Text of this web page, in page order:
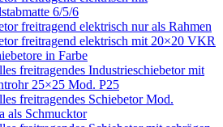
6/5/6
freitragend elektrisch nur als Rahmen
freitragend elektrisch mit 20×20 VKR
in Farbe
freitragendes Industrieschiebetor mit
25×25 Mod. P25
freitragendes Schiebetor Mod.
als Schmucktor